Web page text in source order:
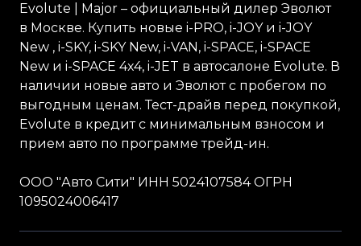
Evolute | Major – официальный дилер Эволют
в Москве. Купить новые i- PRO, i-JOYи i-JOY
New , i-SKY, i-SKYNew, i-VAN , i-SPACE, i-SPACE
New и i-SPACE 4x4, i-JET в автосалоне Evolute. В
наличии новые авто и Эволют с пробегом по
выгодным ценам. Тест-драйв перед покупкой,
Evolute в кредит с минимальным взносом и
прием авто по программе трейд-ин.
ООО "Авто Сити" ИНН 5024107584 ОГРН
1095024006417